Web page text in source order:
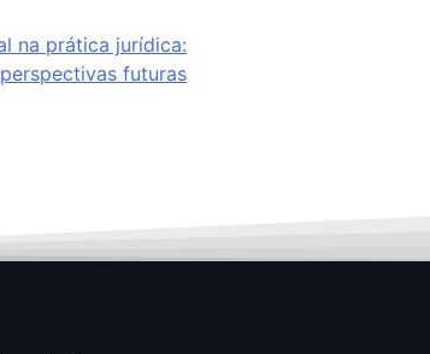
na prática jurídica:
futuras